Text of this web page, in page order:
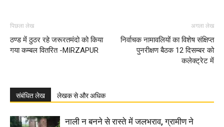
पिछला लेख
ठण्ड में ठुठर रहे जरूरतमंदो को किया
गया कम्बल वितरित -MIRZAPUR
अगला लेख
निर्वाचक नामावलियों का विशेष संक्षिप्त
पुनरीक्षण बैठक 12 दिसम्बर को
कलेक्ट्रेट में
संबंधित लेख लेखक से और अधिक
नाली न बनने से रास्ते में जलभराव, ग्रामीण ने